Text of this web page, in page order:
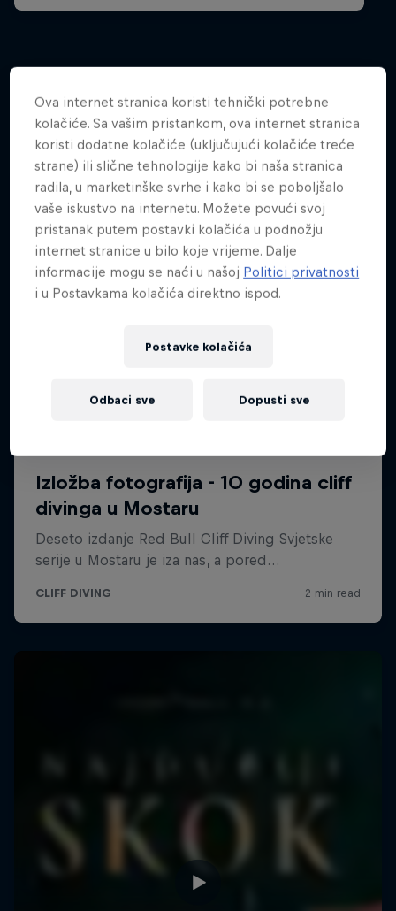
Više sličnog sadržaja
Ova internet stranica koristi tehnički potrebne
kolačiće. Sa vašim pristankom, ova internet stranica
koristi dodatne kolačiće (uključujući kolačiće treće
strane) ili slične tehnologije kako bi naša stranica
radila, u marketinške svrhe i kako bi se poboljšalo
vaše iskustvo na internetu. Možete povući svoj
pristanak putem postavki kolačića u podnožju
internet stranice u bilo koje vrijeme. Dalje
informacije mogu se naći u našoj Politici privatnosti
i u Postavkama kolačića direktno ispod.
Postavke kolačića
Odbaci sve Dopusti sve